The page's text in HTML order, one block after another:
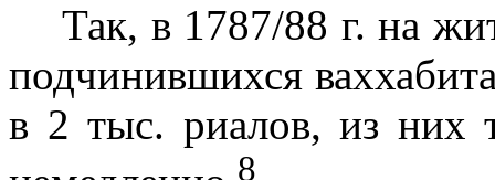
Так, в 1787/88 г. на
подчинившихся
в 2 тыс. риалов, из них
8